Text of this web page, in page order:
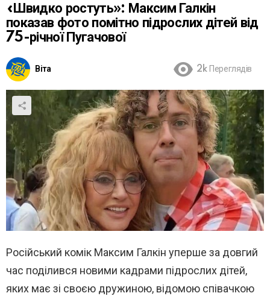
«Швидко ростуть»: Максим Галкін
показав фото помітно підрослих дітей від
75-річної Пугачової
Віта 2k Переглядів
Російський комік Максим Галкін уперше за довгий
час поділився новими кадрами підрослих дітей,
яких має зі своєю дружиною, відомою співачкою